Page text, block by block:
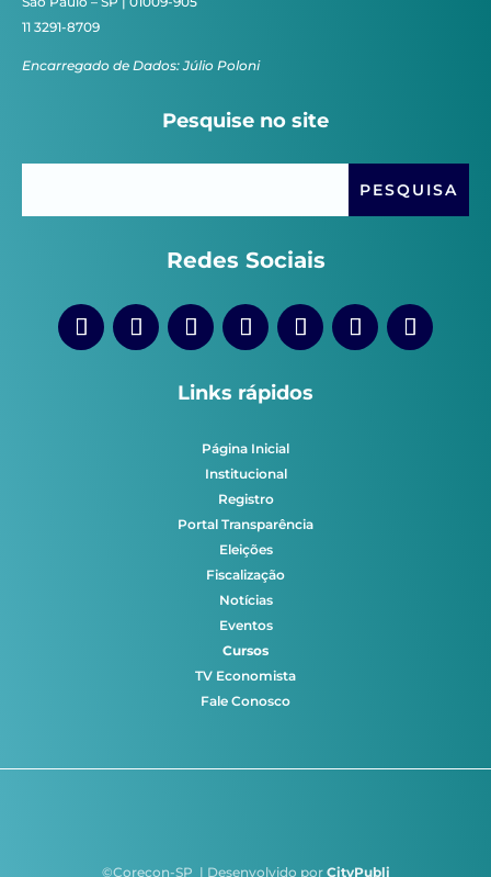
11 3291-8709
Encarregado de Dados: Júlio Poloni
Pesquise no site
Redes Sociais
Links rápidos
Página Inicial
Institucional
Registro
Portal Transparência
Eleições
Fiscalização
Notícias
Eventos
Cursos
TV Economista
Fale Conosco
©Corecon-SP | Desenvolvido por CityPubli